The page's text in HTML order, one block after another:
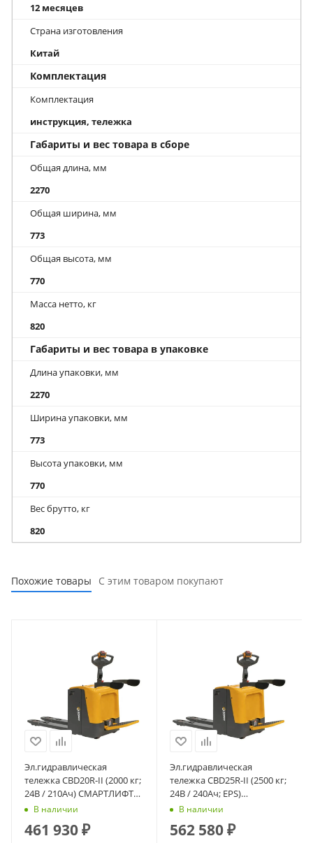
12 месяцев
Страна изготовления
Китай
Комплектация
Комплектация
инструкция, тележка
Габариты и вес товара в сборе
Общая длина, мм
2270
Общая ширина, мм
773
Общая высота, мм
770
Масса нетто, кг
820
Габариты и вес товара в упаковке
Длина упаковки, мм
2270
Ширина упаковки, мм
773
Высота упаковки, мм
770
Вес брутто, кг
820
Похожие товары С этим товаром покупают
Эл.гидравлическая
тележка CBD20R-II (2000 кг;
24В / 210Ач) СМАРТЛИФТ
(SMARTLIFT)
В наличии
461 930₽
Эл.гидравлическая
тележка CBD25R-II (2500 кг;
24В / 240Ач; EPS)
СМАРТЛИФТ (SMARTLIFT)
В наличии
562 580₽